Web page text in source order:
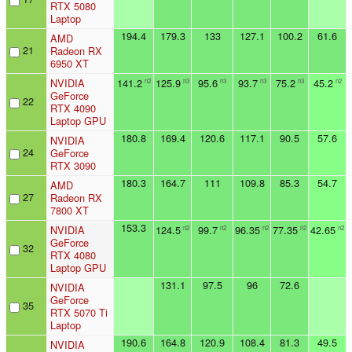
RTX 5080
Laptop
21
AMD
Radeon RX
6950 XT
194.4 179.3 133 127.1 100.2 61.6
22
NVIDIA
GeForce
RTX 4090
Laptop GPU
141.2 n2 125.9 n3 95.6 n3 93.7 n3 75.2 n3 45.2 n2
24
NVIDIA
GeForce
RTX 3090
180.8 169.4 120.6 117.1 90.5 57.6
27
AMD
Radeon RX
7800 XT
180.3 164.7 111 109.8 85.3 54.7
32
NVIDIA
GeForce
RTX 4080
Laptop GPU
153.3 124.5 n2 99.7 n2 96.35 n2 77.35 n2 42.65 n2
35
NVIDIA
GeForce
RTX 5070 Ti
Laptop
131.1 97.5 96 72.6
NVIDIA
190.6 164.8 120.9 108.4 81.3 49.5